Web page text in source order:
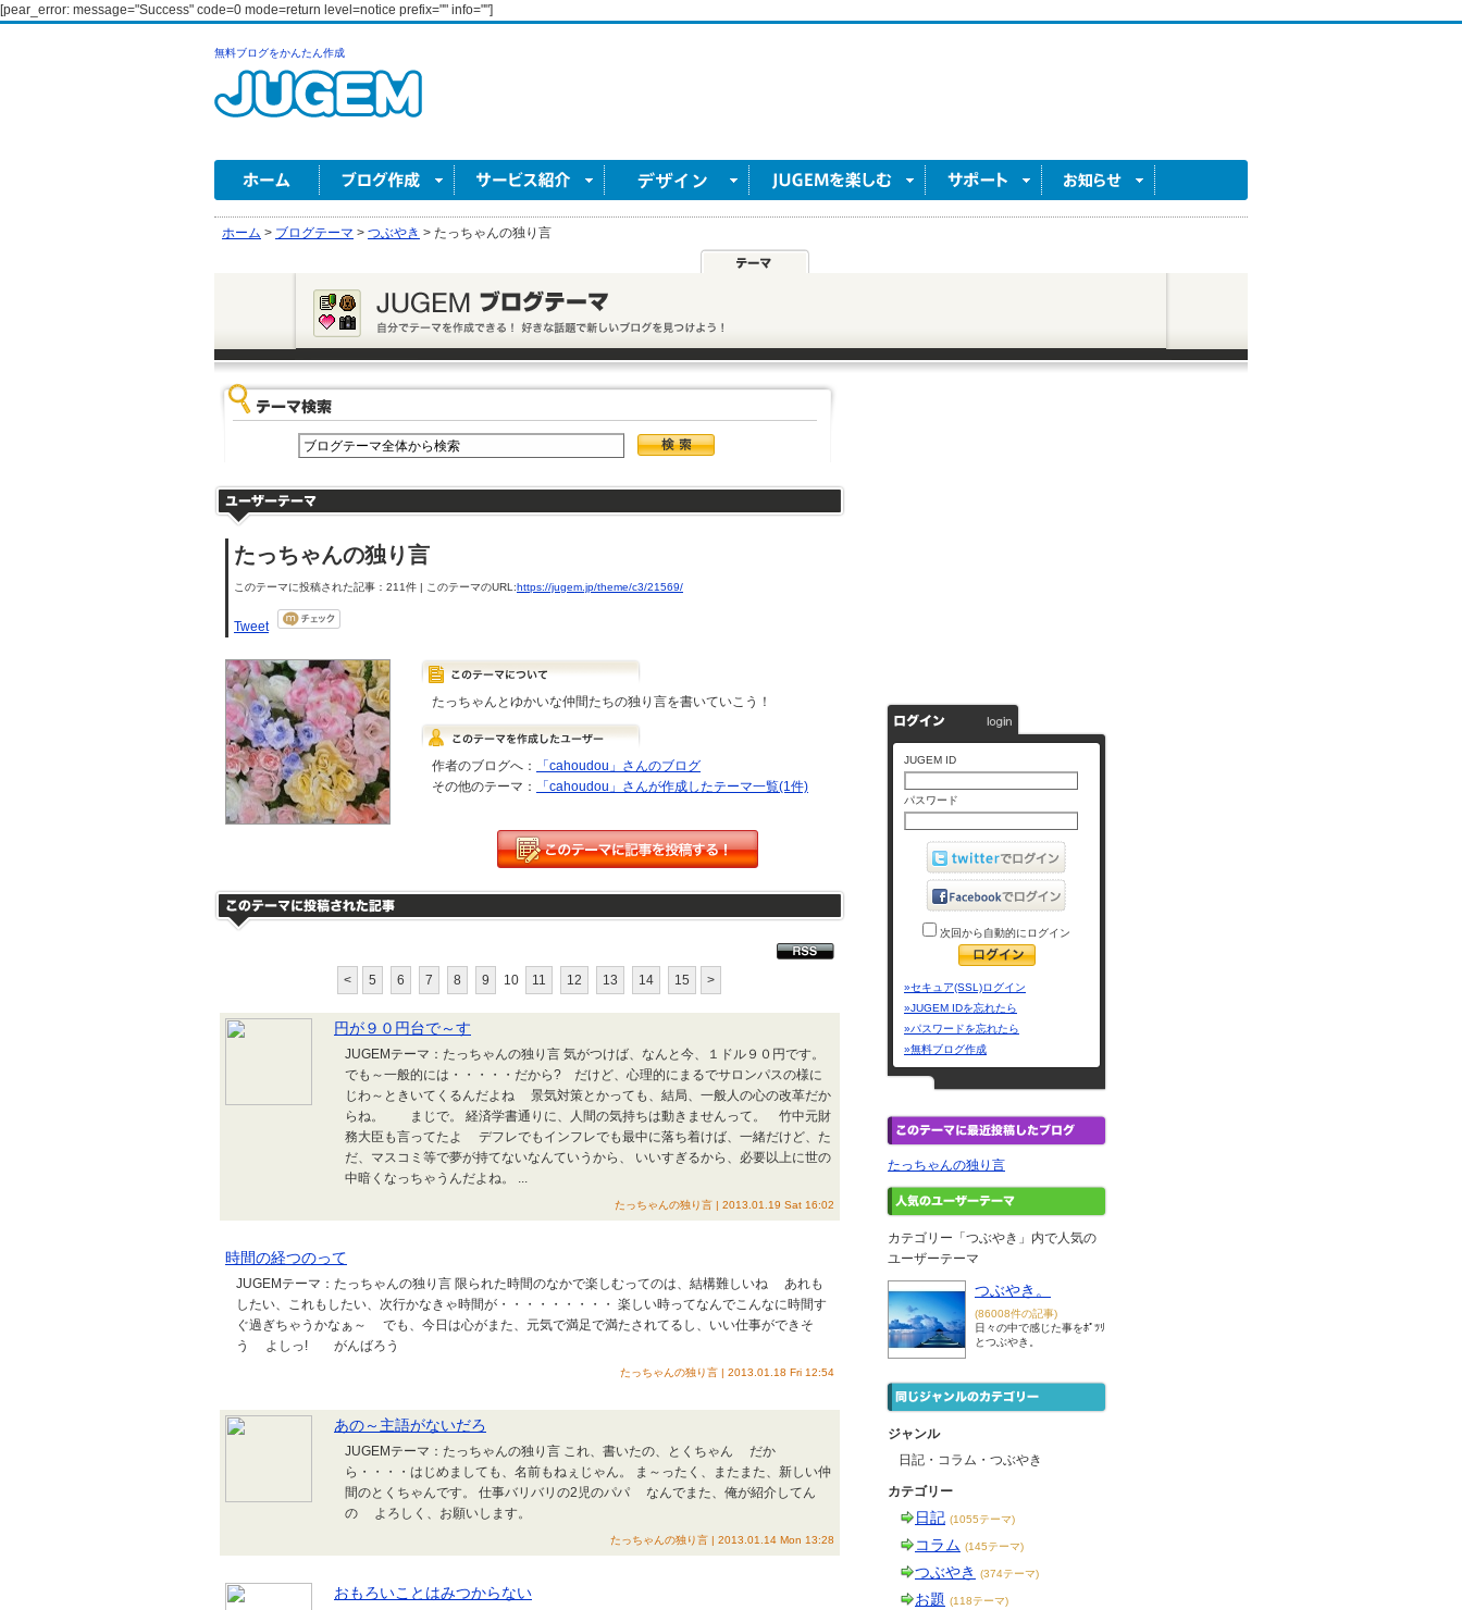
[pear_error: message="Success" code=0 mode=return level=notice prefix="" info=""]
無料ブログをかんたん作成
ホーム > ブログテーマ > つぶやき > たっちゃんの独り言
たっちゃんの独り言
このテーマに投稿された記事：211件 | このテーマのURL:https://jugem.jp/theme/c3/21569/
Tweet
たっちゃんとゆかいな仲間たちの独り言を書いていこう！
作者のブログへ：
「cahoudou」さんのブログ
その他のテーマ：
「cahoudou」さんが作成したテーマ一覧(1件)
< 5 6 7 8 9 10 11 12 13 14 15 >
円が９０円台で～す
JUGEMテーマ：たっちゃんの独り言 気がつけば、なんと今、１ドル９０円です。
でも～一般的には・・・・・だから? だけど、心理的にまるでサロンパスの様に
じわ～ときいてくるんだよね 景気対策とかっても、結局、一般人の心の改革だか
らね。 まじで。 経済学書通りに、人間の気持ちは動きませんって。 竹中元財
務大臣も言ってたよ デフレでもインフレでも最中に落ち着けば、一緒だけど、た
だ、マスコミ等で夢が持てないなんていうから、 いいすぎるから、必要以上に世の
中暗くなっちゃうんだよね。 ...
たっちゃんの独り言 | 2013.01.19 Sat 16:02
時間の経つのって
JUGEMテーマ：たっちゃんの独り言 限られた時間のなかで楽しむってのは、結構難しいね あれも
したい、これもしたい、次行かなきゃ時間が・・・・・・・・・ 楽しい時ってなんでこんなに時間す
ぐ過ぎちゃうかなぁ～ でも、今日は心がまた、元気で満足で満たされてるし、いい仕事ができそ
う よしっ! がんばろう
たっちゃんの独り言 | 2013.01.18 Fri 12:54
あの～主語がないだろ
JUGEMテーマ：たっちゃんの独り言 これ、書いたの、とくちゃん だか
ら・・・・はじめましても、名前もねぇじゃん。 ま～ったく、またまた、新しい仲
間のとくちゃんです。 仕事バリバリの2児のパパ なんでまた、俺が紹介してん
の よろしく、お願いします。
たっちゃんの独り言 | 2013.01.14 Mon 13:28
おもろいことはみつからない
JUGEM ID
パスワード
次回から自動的にログイン
»セキュア(SSL)ログイン
»JUGEM IDを忘れたら
»パスワードを忘れたら
»無料ブログ作成
たっちゃんの独り言
カテゴリー「つぶやき」内で人気の
ユーザーテーマ
つぶやき。
(86008件の記事)
日々の中で感じた事をﾎﾟﾂﾘ
とつぶやき。
ジャンル
日記・コラム・つぶやき
カテゴリー
日記 (1055テーマ)
コラム (145テーマ)
つぶやき (374テーマ)
お題 (118テーマ)